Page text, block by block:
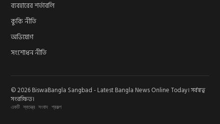
ব্যবহারের শর্তাবলি
কুকি নীতি
অভিযোগ
সংশোধন নীতি
© 2026 BiswaBangla Sangbad - Latest Bangla News Online Today। সর্বস্বত্ব
সংরক্ষিত।
একটি স্বতন্ত্র সংবাদ প্রকল্প